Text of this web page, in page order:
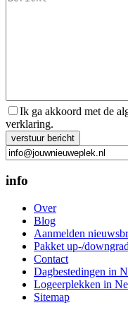
Ik ga akkoord met de
verklaring.
Gelieve dit veld leeg te laten.
info
Over
Blog
Aanmelden
Pakket up-/
Contact
Dagbestedingen in
Logeerplekken in
Sitemap